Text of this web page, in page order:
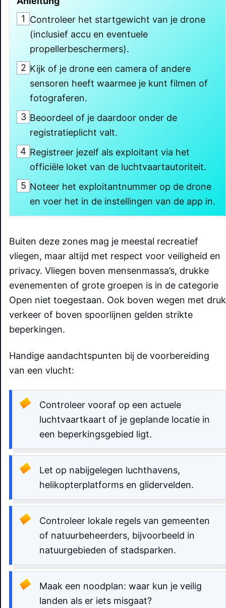
1 Controleer het startgewicht van je drone
(inclusief accu en eventuele
propellerbeschermers).
2 Kijk of je drone een camera of andere
sensoren heeft waarmee je kunt filmen of
fotograferen.
3 Beoordeel of je daardoor onder de
registratieplicht valt.
4 Registreer jezelf als exploitant via het
officiële loket van de luchtvaartautoriteit.
5 Noteer het exploitantnummer op de drone
en voer het in de instellingen van de app in.
Buiten deze zones mag je meestal recreatief
vliegen, maar altijd met respect voor veiligheid en
privacy. Vliegen boven mensenmassa’s, drukke
evenementen of grote groepen is in de categorie
Open niet toegestaan. Ook boven wegen met druk
verkeer of boven spoorlijnen gelden strikte
beperkingen.
Handige aandachtspunten bij de voorbereiding
van een vlucht:
Controleer vooraf op een actuele
luchtvaartkaart of je geplande locatie in
een beperkingsgebied ligt.
Let op nabijgelegen luchthavens,
helikopterplatforms en glidervelden.
Controleer lokale regels van gemeenten
of natuurbeheerders, bijvoorbeeld in
natuurgebieden of stadsparken.
Maak een noodplan: waar kun je veilig
landen als er iets misgaat?